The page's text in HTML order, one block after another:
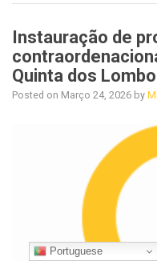
Instauração de
Quinta dos
Posted on Março 24, 2026 by
Portuguese